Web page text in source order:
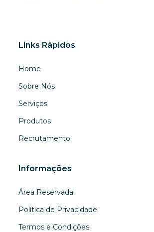
Links Rápidos
Home
Sobre Nós
Serviços
Produtos
Recrutamento
Informações
Área Reservada
Política de Privacidade
Termos e Condições